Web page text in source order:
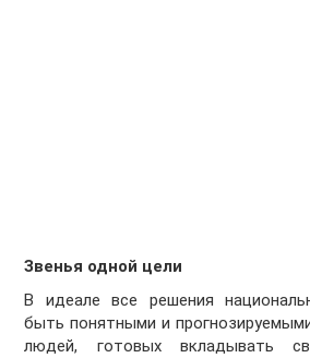
Звенья одной цели
В идеале все решения
быть понятными и
людей, готовых вкладывать